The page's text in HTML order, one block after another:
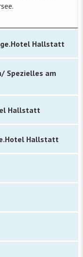
Hallstatt
Spezielles am
Hallstatt
Hallstatt